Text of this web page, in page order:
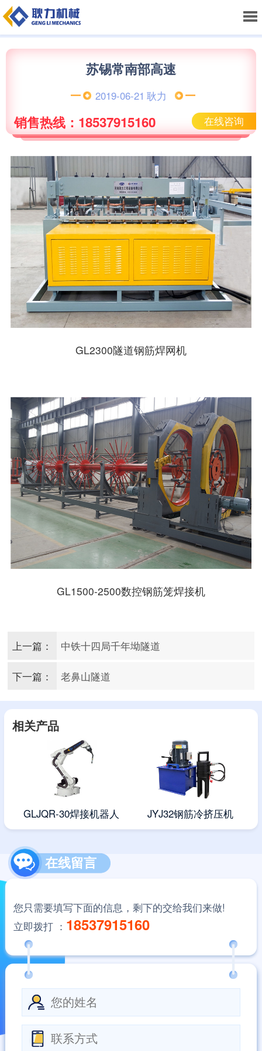
苏锡常南部高速
2019-06-21 耿力
销售热线：18537915160 在线咨询
GL2300隧道钢筋焊网机
GL1500-2500数控钢筋笼焊接机
上一篇： 中铁十四局千年坳隧道
下一篇： 老鼻山隧道
相关产品
GLJQR-30焊接机器人 JYJ32钢筋冷挤压机
在线留言
您只需要填写下面的信息，剩下的交给我们来做!
立即拨打 ： 18537915160